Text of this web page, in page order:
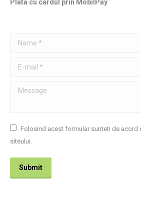
Plata cu cardul prin MobilPay
Name *
E-mail *
Message
Folosind acest formular sunteti de acord
siteului.
Submit